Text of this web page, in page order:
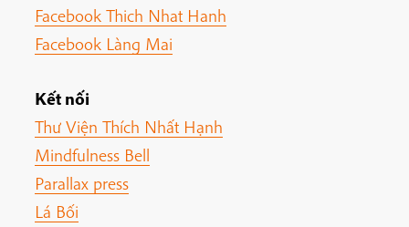
Facebook Thich Nhat Hanh
Facebook Làng Mai
Kết nối
Thư Viện Thích Nhất Hạnh
Mindfulness Bell
Parallax press
Lá Bối